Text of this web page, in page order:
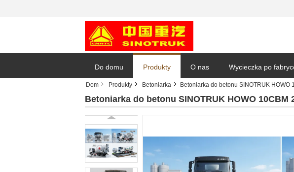
Do domu Produkty O nas Wycieczka po
Dom Produkty Betoniarka Betoniarka do betonu SINOTRUK
Betoniarka do betonu SINOTRUK HOWO 10CBM